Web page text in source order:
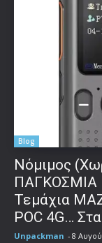
Blog
Νόμιμος
ΠΑΓΚΟΣΜΙΑ
Τεμάχια
POC 4G…
Unpackman - 8